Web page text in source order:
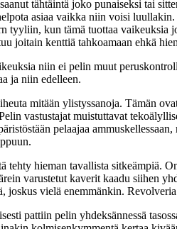
tähtäintä joko punaiseksi tai
asiaa vaikka niin voisi
tyyliin, kun tämä tuottaa
joitain kenttiä tahkoamaan ehkä
niin ei pelin muut
ja niin edelleen.
mitään ylistyssanoja. Tämän
vastustajat muistuttavat
pelaajaa
tehty hieman tavallista sitkeämpiä.
varustetut kaverit kaadu siihen
joskus vielä enemmänkin.
pattiin pelin yhdeksännessä